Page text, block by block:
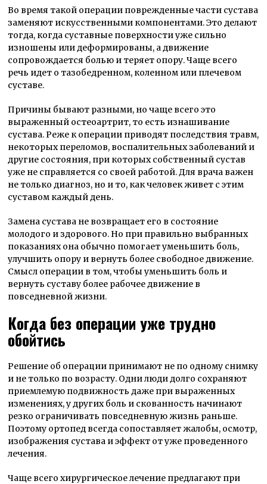
Во время такой операции поврежденные части сустава
заменяют искусственными компонентами. Это делают
тогда, когда суставные поверхности уже сильно
изношены или деформированы, а движение
сопровождается болью и теряет опору. Чаще всего
речь идет о тазобедренном, коленном или плечевом
суставе.
Причины бывают разными, но чаще всего это
выраженный остеоартрит, то есть изнашивание
сустава. Реже к операции приводят последствия травм,
некоторых переломов, воспалительных заболеваний и
другие состояния, при которых собственный сустав
уже не справляется со своей работой. Для врача важен
не только диагноз, но и то, как человек живет с этим
суставом каждый день.
Замена сустава не возвращает его в состояние
молодого и здорового. Но при правильно выбранных
показаниях она обычно помогает уменьшить боль,
улучшить опору и вернуть более свободное движение.
Смысл операции в том, чтобы уменьшить боль и
вернуть суставу более рабочее движение в
повседневной жизни.
Когда без операции уже трудно
обойтись
Решение об операции принимают не по одному снимку
и не только по возрасту. Одни люди долго сохраняют
приемлемую подвижность даже при выраженных
изменениях, у других боль и скованность начинают
резко ограничивать повседневную жизнь раньше.
Поэтому ортопед всегда сопоставляет жалобы, осмотр,
изображения сустава и эффект от уже проведенного
лечения.
Чаще всего хирургическое лечение предлагают при